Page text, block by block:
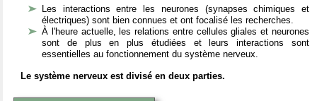
Les interactions entre les neurones (synapses chimiques et
électriques) sont bien connues et ont focalisé les recherches.
À l'heure actuelle, les relations entre cellules gliales et neurones
sont de plus en plus étudiées et leurs interactions sont
essentielles au fonctionnement du système nerveux.
Le système nerveux est divisé en deux parties.